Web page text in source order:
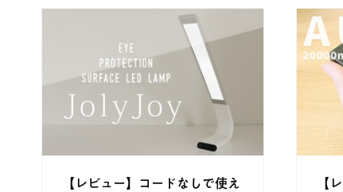
【レビュー】コードなしで使え
【